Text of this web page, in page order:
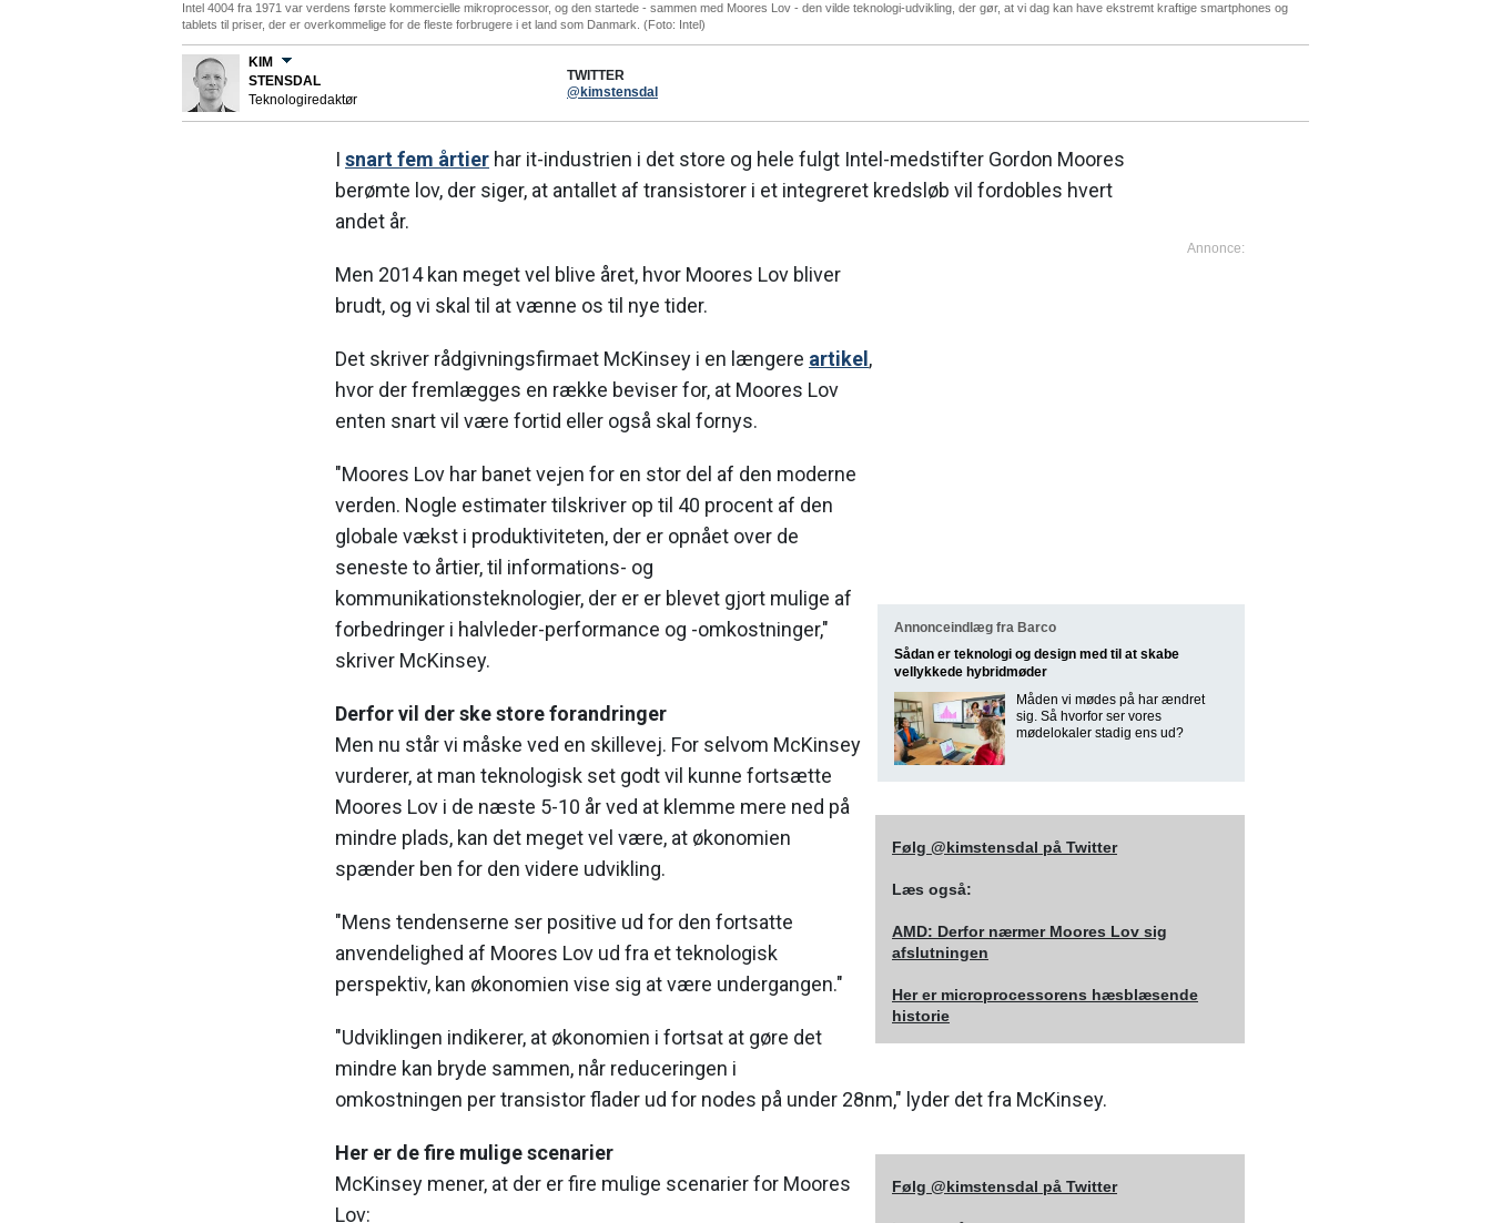
Intel 4004 fra 1971 var verdens første kommercielle mikroprocessor, og den startede - sammen med Moores Lov - den vilde teknologi-udvikling, der gør, at vi dag kan have ekstremt kraftige smartphones og
tablets til priser, der er overkommelige for de fleste forbrugere i et land som Danmark. (Foto: Intel)
KIM
STENSDAL
Teknologiredaktør
TWITTER
@kimstensdal
Annonceindlæg fra Barco
Sådan er teknologi og design med til at skabe
vellykkede hybridmøder
Måden vi mødes på har ændret
sig. Så hvorfor ser vores
mødelokaler stadig ens ud?
Følg @kimstensdal på Twitter
Læs også:
AMD: Derfor nærmer Moores Lov sig
afslutningen
Her er microprocessorens hæsblæsende
historie
I snart fem årtier har it-industrien i det store og hele fulgt Intel-medstifter Gordon Moores
berømte lov, der siger, at antallet af transistorer i et integreret kredsløb vil fordobles hvert
andet år.
Men 2014 kan meget vel blive året, hvor Moores Lov bliver
brudt, og vi skal til at vænne os til nye tider.
Det skriver rådgivningsfirmaet McKinsey i en længere artikel,
hvor der fremlægges en række beviser for, at Moores Lov
enten snart vil være fortid eller også skal fornys.
"Moores Lov har banet vejen for en stor del af den moderne
verden. Nogle estimater tilskriver op til 40 procent af den
globale vækst i produktiviteten, der er opnået over de
seneste to årtier, til informations- og
kommunikationsteknologier, der er er blevet gjort mulige af
forbedringer i halvleder-performance og -omkostninger,"
skriver McKinsey.
Derfor vil der ske store forandringer
Men nu står vi måske ved en skillevej. For selvom McKinsey
vurderer, at man teknologisk set godt vil kunne fortsætte
Moores Lov i de næste 5-10 år ved at klemme mere ned på
mindre plads, kan det meget vel være, at økonomien
spænder ben for den videre udvikling.
"Mens tendenserne ser positive ud for den fortsatte
anvendelighed af Moores Lov ud fra et teknologisk
perspektiv, kan økonomien vise sig at være undergangen."
"Udviklingen indikerer, at økonomien i fortsat at gøre det
mindre kan bryde sammen, når reduceringen i
omkostningen per transistor flader ud for nodes på under 28nm," lyder det fra McKinsey.
Følg @kimstensdal på Twitter
Her er de fire mulige scenarier
McKinsey mener, at der er fire mulige scenarier for Moores
Lov: